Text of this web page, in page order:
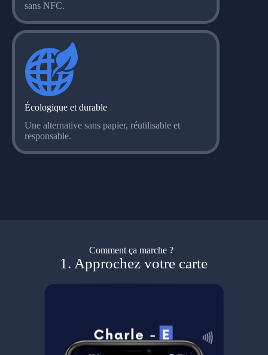
sans NFC.
Écologique et durable
Une alternative sans papier, réutilisable et
responsable.
Comment ça marche ?
1. Approchez votre carte